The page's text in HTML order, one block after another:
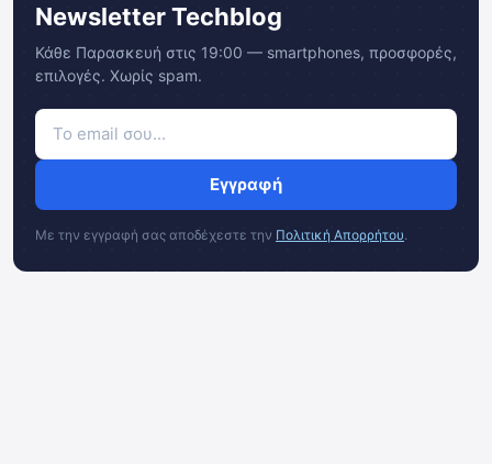
Newsletter Techblog
Κάθε Παρασκευή στις 19:00 — smartphones, προσφορές,
επιλογές. Χωρίς spam.
Εγγραφή
Με την εγγραφή σας αποδέχεστε την Πολιτική Απορρήτου.